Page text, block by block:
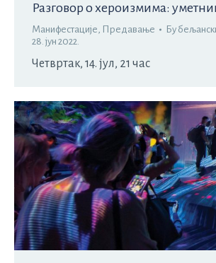
Разговор о хероизмима:
Манифестације, Предавање Бy
28. јун 2022.
Четвртак, 14. јул, 21 час